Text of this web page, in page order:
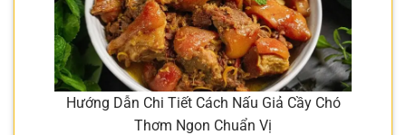
Hướng Dẫn Chi Tiết Cách Nấu Giả Cầy Chó
Thơm Ngon Chuẩn Vị